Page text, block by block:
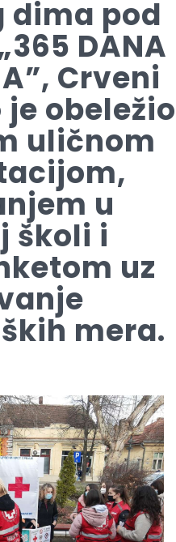
dima pod
DANA
Crveni
obeležio
uličnom
u
školi i
uz
mera.